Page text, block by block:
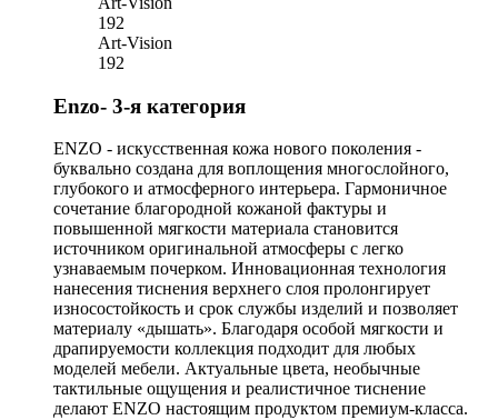
192
Art-Vision
192
Enzo- 3-я категория
ENZO - искусственная кожа нового поколения -
буквально создана для воплощения многослойного,
глубокого и атмосферного интерьера. Гармоничное
сочетание благородной кожаной фактуры и
повышенной мягкости материала становится
источником оригинальной атмосферы с легко
узнаваемым почерком. Инновационная технология
нанесения тиснения верхнего слоя пролонгирует
износостойкость и срок службы изделий и позволяет
материалу «дышать». Благодаря особой мягкости и
драпируемости коллекция подходит для любых
моделей мебели. Актуальные цвета, необычные
тактильные ощущения и реалистичное тиснение
делают ENZO настоящим продуктом премиум-класса.